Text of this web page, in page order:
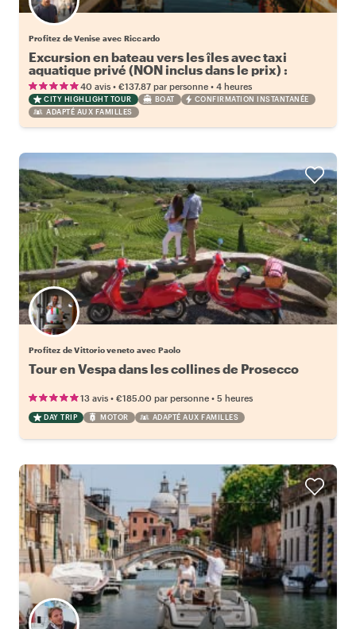
Profitez de Venise avec Riccardo
Excursion en bateau vers les îles avec taxi
aquatique privé (NON inclus dans le prix) :
Murano Glass Factory et Burano
40 avis • €137.87 par personne • 4 heures
CITY HIGHLIGHT TOUR BOAT
CONFIRMATION INSTANTANÉE
ADAPTÉ AUX FAMILLES
Profitez de Vittorio veneto avec Paolo
Tour en Vespa dans les collines de Prosecco
13 avis • €185.00 par personne • 5 heures
DAY TRIP MOTOR ADAPTÉ AUX FAMILLES